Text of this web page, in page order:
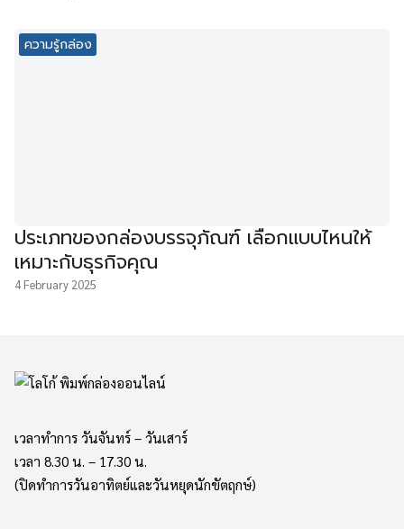
ความรู้กล่อง
ประเภทของกล่องบรรจุภัณฑ์ เลือกแบบไหนให้
เหมาะกับธุรกิจคุณ
4 February 2025
เวลาทำการ วันจันทร์ – วันเสาร์
เวลา 8.30 น. – 17.30 น.
(ปิดทำการวันอาทิตย์และวันหยุดนักขัตฤกษ์)